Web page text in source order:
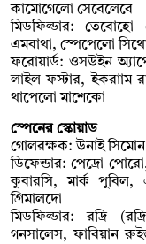
কামোগেলো সেবেলেবে
মিডফিল্ডার: তেবোহো
এমবাথা, স্পেপেলো
ফরোয়ার্ড: ওসউইন
লাইল ফস্টার, ইকরাাম
থাপেলো মাশেকো
স্পেনের স্কোয়াড
গোলরক্ষক: উনাই সিমোন,
ডিফেন্ডার: পেদ্রো
কুবারসি, মার্ক পুবিল,
গ্রিমালদো
মিডফিল্ডার: রদ্রি
গনসালেস, ফাবিয়ান